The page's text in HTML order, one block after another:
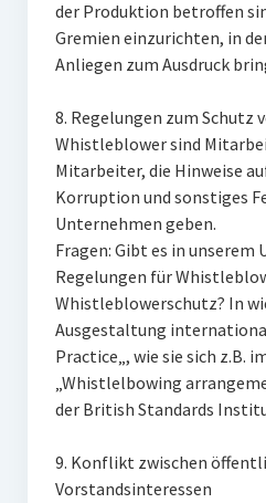
der Produktion betroffen
Gremien einzurichten, in
Anliegen zum Ausdruck
8. Regelungen zum Schutz
Whistleblower sind
Mitarbeiter, die Hinweise
Korruption und sonstiges
Unternehmen geben.
Fragen: Gibt es in
Regelungen für
Whistleblowerschutz? In
Ausgestaltung
Practice„, wie sie sich z.B.
„Whistlelbowing
der British Standards
9. Konflikt zwischen
Vorstandsinteressen